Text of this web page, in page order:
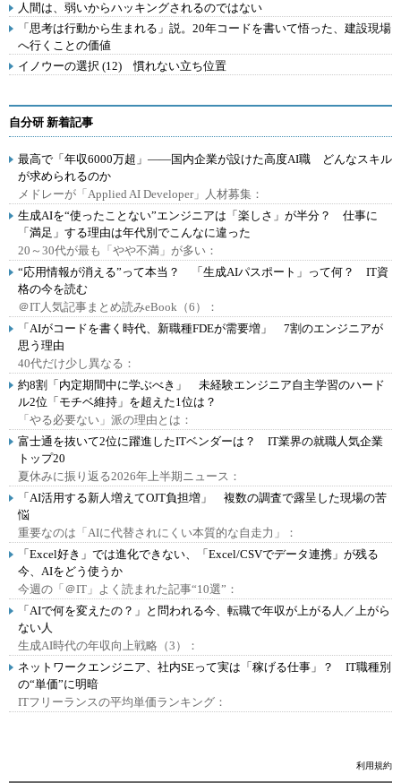
人間は、弱いからハッキングされるのではない
「思考は行動から生まれる」説。20年コードを書いて悟った、建設現場
へ行くことの価値
イノウーの選択 (12) 慣れない立ち位置
自分研 新着記事
最高で「年収6000万超」――国内企業が設けた高度AI職 どんなスキル
が求められるのか
メドレーが「Applied AI Developer」人材募集：
生成AIを“使ったことない”エンジニアは「楽しさ」が半分？ 仕事に
「満足」する理由は年代別でこんなに違った
20～30代が最も「やや不満」が多い：
“応用情報が消える”って本当？ 「生成AIパスポート」って何？ IT資
格の今を読む
＠IT人気記事まとめ読みeBook（6）：
「AIがコードを書く時代、新職種FDEが需要増」 7割のエンジニアが
思う理由
40代だけ少し異なる：
約8割「内定期間中に学ぶべき」 未経験エンジニア自主学習のハード
ル2位「モチベ維持」を超えた1位は？
「やる必要ない」派の理由とは：
富士通を抜いて2位に躍進したITベンダーは？ IT業界の就職人気企業
トップ20
夏休みに振り返る2026年上半期ニュース：
「AI活用する新人増えてOJT負担増」 複数の調査で露呈した現場の苦
悩
重要なのは「AIに代替されにくい本質的な自走力」：
「Excel好き」では進化できない、「Excel/CSVでデータ連携」が残る
今、AIをどう使うか
今週の「＠IT」よく読まれた記事“10選”：
「AIで何を変えたの？」と問われる今、転職で年収が上がる人／上がら
ない人
生成AI時代の年収向上戦略（3）：
ネットワークエンジニア、社内SEって実は「稼げる仕事」？ IT職種別
の“単価”に明暗
ITフリーランスの平均単価ランキング：
利用規約